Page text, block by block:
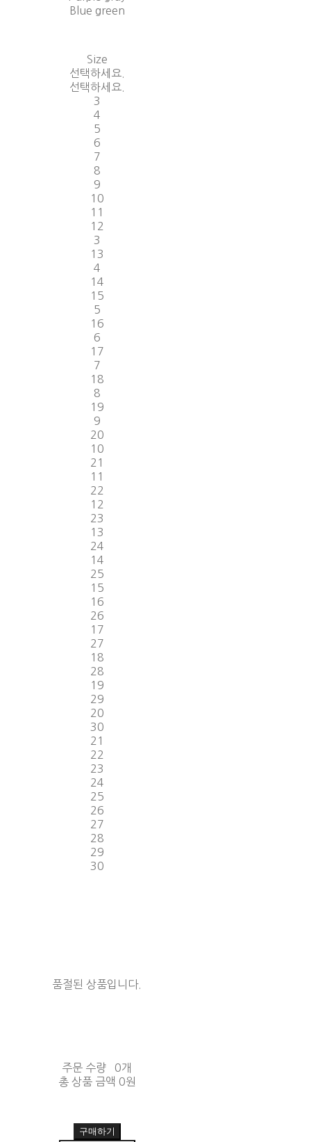
Blue green
Size
선택하세요.
선택하세요.
3
4
5
6
7
8
9
10
11
12
3
13
4
14
15
5
16
6
17
7
18
8
19
9
20
10
21
11
22
12
23
13
24
14
25
15
16
26
17
27
18
28
19
29
20
30
21
22
23
24
25
26
27
28
29
30
품절된 상품입니다.
주문 수량
0개
총 상품 금액 0원
구매하기